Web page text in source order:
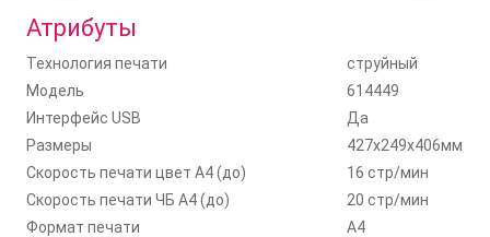
Атрибуты
Технология печати
струйный
Модель
614449
Интерфейс USB
Да
Размеры
427x249x406мм
Скорость печати цвет A4 (до)
16 стр/мин
Скорость печати ЧБ A4 (до)
20 стр/мин
Формат печати
A4